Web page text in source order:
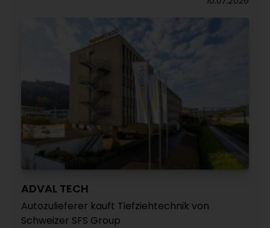
ADVAL TECH
Autozulieferer kauft Tiefziehtechnik von
Schweizer SFS Group